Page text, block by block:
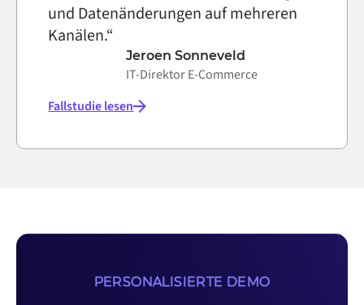
und Datenänderungen auf mehreren
Kanälen.“
Jeroen Sonneveld
IT-Direktor E-Commerce
Fallstudie lesen
PERSONALISIERTE DEMO